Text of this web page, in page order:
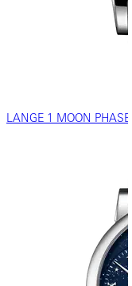
LANGE 1 MOON PHASE